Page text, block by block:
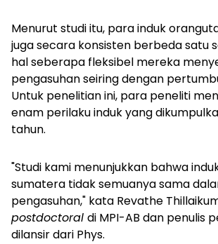
Menurut studi itu, para induk
juga secara konsisten berbeda satu
hal seberapa fleksibel mereka
pengasuhan seiring dengan
Untuk penelitian ini, para peneliti
enam perilaku induk yang
tahun.
"Studi kami menunjukkan bahwa
sumatera tidak semuanya sama
pengasuhan," kata Revathe
postdoctoral di MPI-AB dan penulis
dilansir dari Phys.